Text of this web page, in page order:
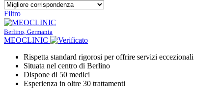
Filtro
Berlino, Germania
MEOCLINIC
Rispetta standard rigorosi per offrire servizi eccezionali
Situata nel centro di Berlino
Dispone di 50 medici
Esperienza in oltre 30 trattamenti